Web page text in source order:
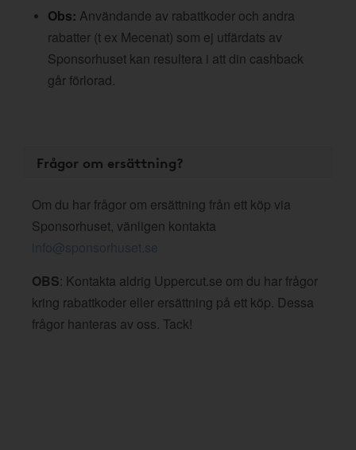
Obs: Användande av rabattkoder och andra
rabatter (t ex Mecenat) som ej utfärdats av
Sponsorhuset kan resultera i att din cashback
går förlorad.
Frågor om ersättning?
Om du har frågor om ersättning från ett köp via
Sponsorhuset, vänligen kontakta
info@sponsorhuset.se
OBS: Kontakta aldrig Uppercut.se om du har frågor
kring rabattkoder eller ersättning på ett köp. Dessa
frågor hanteras av oss. Tack!